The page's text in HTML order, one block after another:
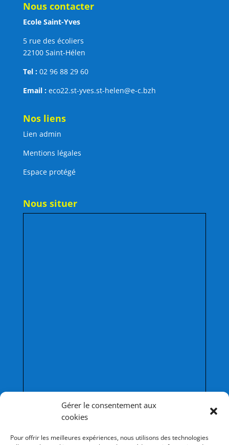
Gérer le consentement aux
cookies
Pour offrir les meilleures expériences, nous utilisons des technologies
Nous contacter
Ecole Saint-Yves
5 rue des écoliers
22100 Saint-Hélen
Tel :02 96 88 29 60
Email :eco22.st-yves.st-helen@e-c.bzh
Nos liens
Lien admin
Mentions légales
Espace protégé
Nous situer
Afficher une carte plus grande